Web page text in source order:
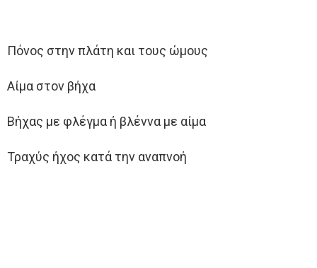
Πόνος στην πλάτη και τους ώμους
Αίμα στον βήχα
Βήχας με φλέγμα ή βλέννα με αίμα
Τραχύς ήχος κατά την αναπνοή